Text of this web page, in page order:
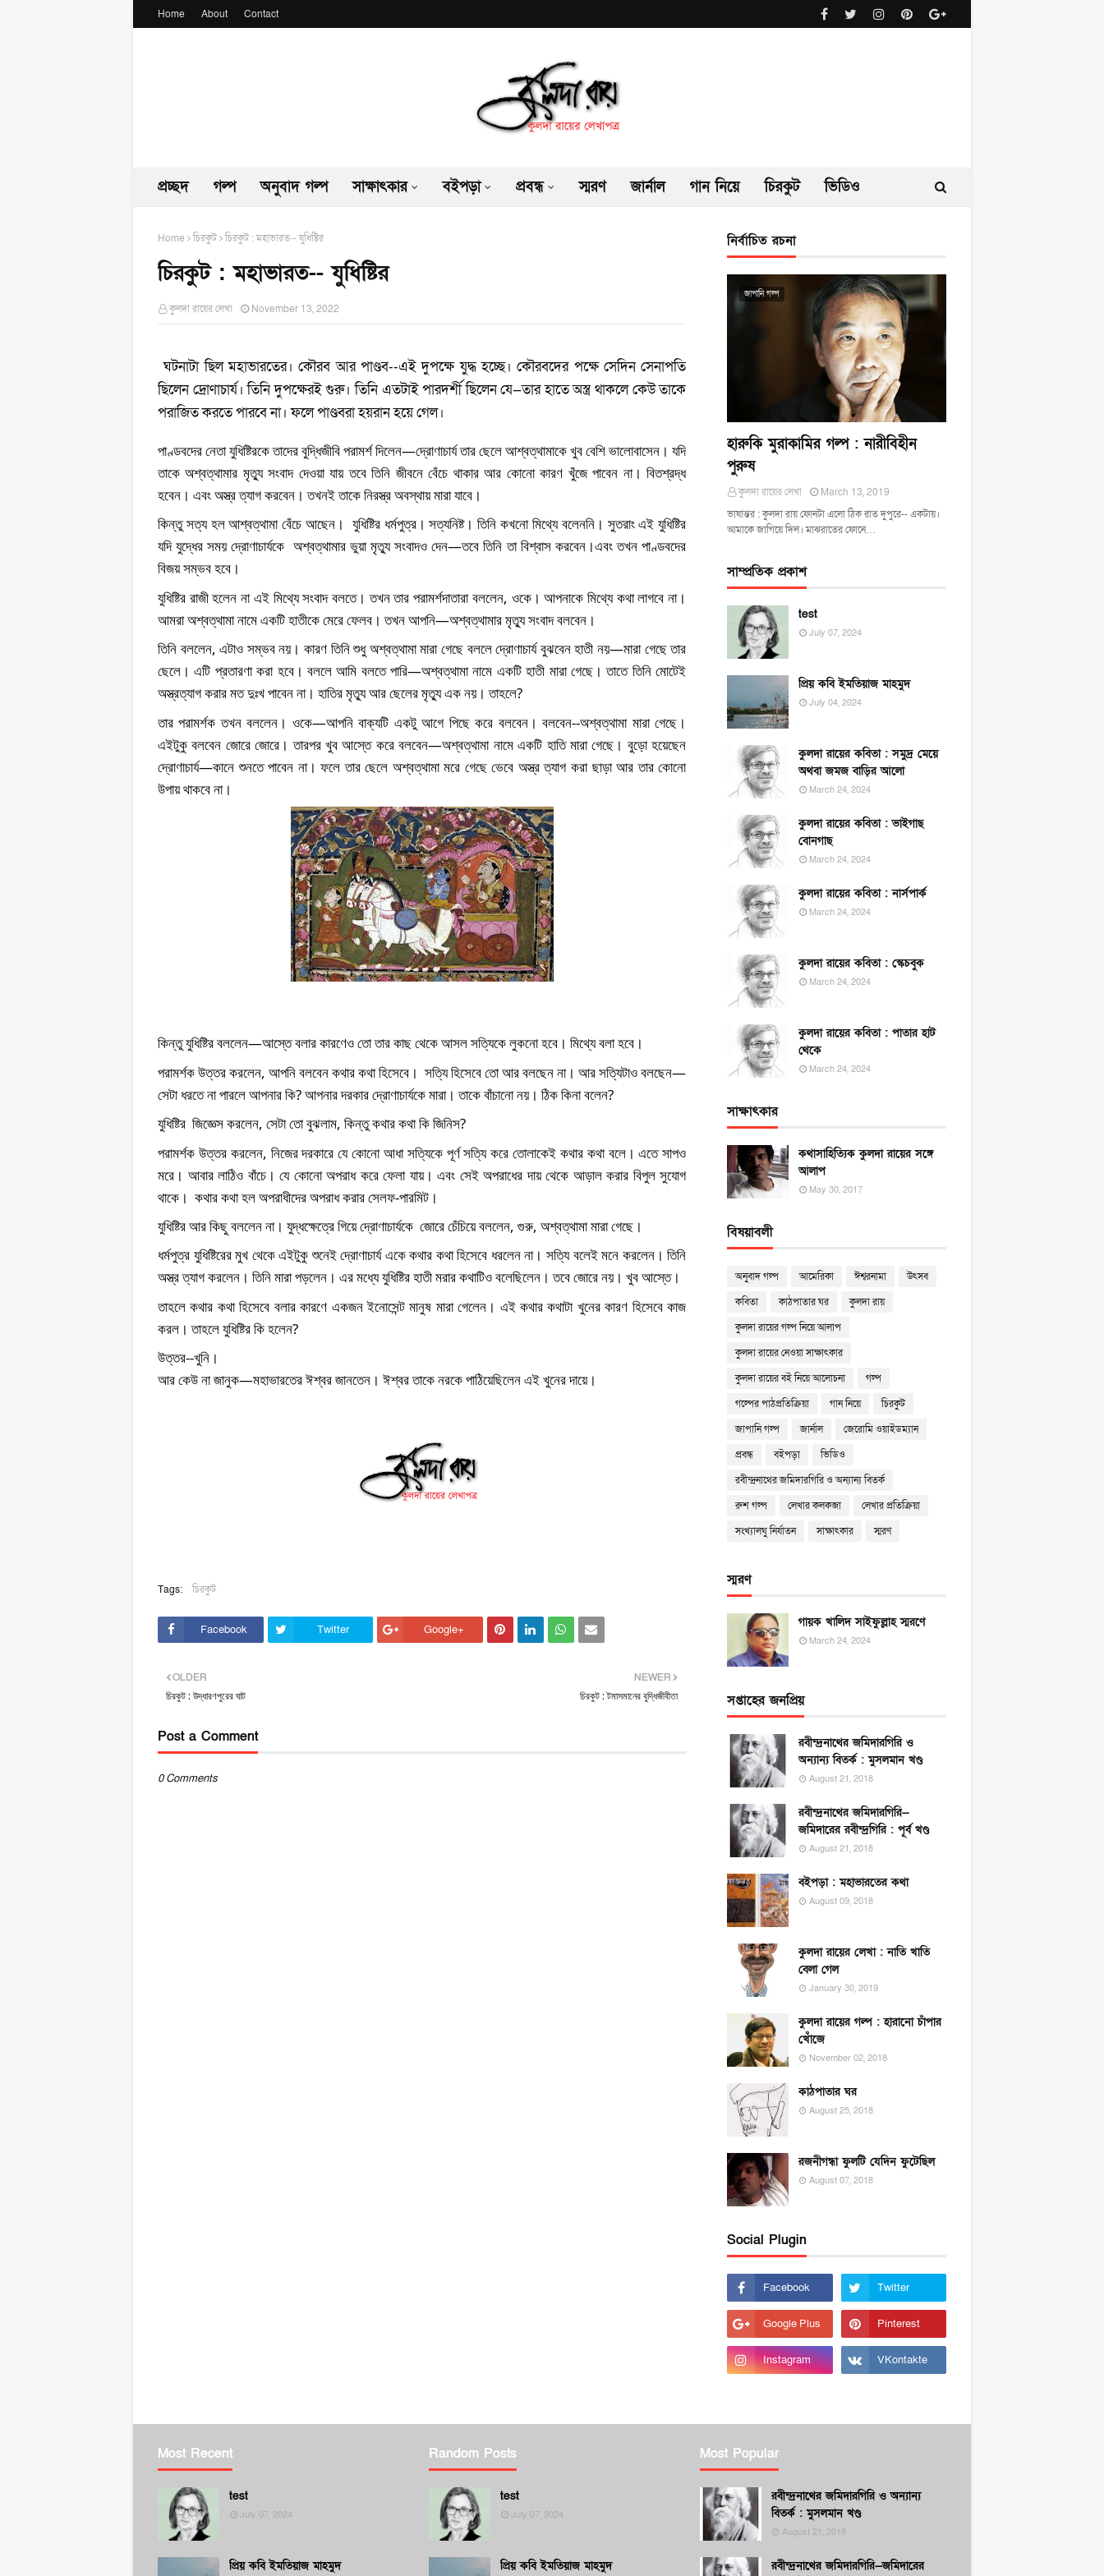
Home About Contact
প্রচ্ছদ গল্প অনুবাদ গল্প সাক্ষাৎকার বইপড়া প্রবন্ধ স্মরণ জার্নাল গান নিয়ে চিরকুট ভিডিও
Home চিরকুট চিরকুট : মহাভারত-- যুধিষ্টির
চিরকুট : মহাভারত-- যুধিষ্টির
কুলদা রায়ের লেখা November 13, 2022
ঘটনাটা ছিল মহাভারতের। কৌরব আর পাণ্ডব--এই দুপক্ষে যুদ্ধ হচ্ছে। কৌরবদের পক্ষে সেদিন সেনাপতি
ছিলেন দ্রোণাচার্য। তিনি দুপক্ষেরই গুরু। তিনি এতটাই পারদর্শী ছিলেন যে—তার হাতে অস্ত্র থাকলে কেউ তাকে
পরাজিত করতে পারবে না। ফলে পাণ্ডবরা হয়রান হয়ে গেল।
পাণ্ডবদের নেতা যুধিষ্টিরকে তাদের বুদ্ধিজীবি পরামর্শ দিলেন—দ্রোণাচার্য তার ছেলে আশ্বত্থামাকে খুব বেশি ভালোবাসেন। যদি
তাকে অশ্বত্থামার মৃত্যু সংবাদ দেওয়া যায় তবে তিনি জীবনে বেঁচে থাকার আর কোনো কারণ খুঁজে পাবেন না। বিতশ্রদ্ধ
হবেন। এবং অস্ত্র ত্যাগ করবেন। তখনই তাকে নিরস্ত্র অবস্থায় মারা যাবে।
কিন্তু সত্য হল আশ্বত্থামা বেঁচে আছেন।  যুধিষ্টির ধর্মপুত্র। সত্যনিষ্ট। তিনি কখনো মিথ্যে বলেননি। সুতরাং এই যুধিষ্টির
যদি যুদ্ধের সময় দ্রোণাচার্যকে  অশ্বত্থামার ভুয়া মৃত্যু সংবাদও দেন—তবে তিনি তা বিশ্বাস করবেন।এবং তখন পাণ্ডবদের
বিজয় সম্ভব হবে।
যুধিষ্টির রাজী হলেন না এই মিথ্যে সংবাদ বলতে। তখন তার পরামর্শদাতারা বললেন, ওকে। আপনাকে মিথ্যে কথা লাগবে না।
আমরা অশ্বত্থামা নামে একটি হাতীকে মেরে ফেলব। তখন আপনি—অশ্বত্থামার মৃত্যু সংবাদ বলবেন।
তিনি বললেন, এটাও সম্ভব নয়। কারণ তিনি শুধু অশ্বত্থামা মারা গেছে বললে দ্রোণাচার্য বুঝবেন হাতী নয়—মারা গেছে তার
ছেলে। এটি প্রতারণা করা হবে। বললে আমি বলতে পারি—অশ্বত্থামা নামে একটি হাতী মারা গেছে। তাতে তিনি মোটেই
অস্ত্রত্যাগ করার মত দুঃখ পাবেন না। হাতির মৃত্যু আর ছেলের মৃত্যু এক নয়। তাহলে?
তার পরামর্শক তখন বললেন। ওকে—আপনি বাক্যটি একটু আগে পিছে করে বলবেন। বলবেন--অশ্বত্থামা মারা গেছে।
এইটুকু বলবেন জোরে জোরে। তারপর খুব আস্তে করে বলবেন—অশ্বত্থামা নামে একটি হাতি মারা গেছে। বুড়ো হয়েছেন
দ্রোণাচার্য—কানে শুনতে পাবেন না। ফলে তার ছেলে অশ্বত্থামা মরে গেছে ভেবে অস্ত্র ত্যাগ করা ছাড়া আর তার কোনো
উপায় থাকবে না।
কিন্তু যুধিষ্টির বললেন—আস্তে বলার কারণেও তো তার কাছ থেকে আসল সত্যিকে লুকনো হবে। মিথ্যে বলা হবে।
পরামর্শক উত্তর করলেন, আপনি বলবেন কথার কথা হিসেবে।  সত্যি হিসেবে তো আর বলছেন না। আর সত্যিটাও বলছেন—
সেটা ধরতে না পারলে আপনার কি? আপনার দরকার দ্রোণাচার্যকে মারা। তাকে বাঁচানো নয়। ঠিক কিনা বলেন?
যুধিষ্টির  জিজ্ঞেস করলেন, সেটা তো বুঝলাম, কিন্তু কথার কথা কি জিনিস?
পরামর্শক উত্তর করলেন, নিজের দরকারে যে কোনো আধা সত্যিকে পূর্ণ সত্যি করে তোলাকেই কথার কথা বলে। এতে সাপও
মরে। আবার লাঠিও বাঁচে। যে কোনো অপরাধ করে ফেলা যায়। এবং সেই অপরাধের দায় থেকে আড়াল করার বিপুল সুযোগ
থাকে।  কথার কথা হল অপরাধীদের অপরাধ করার সেলফ-পারমিট।
যুধিষ্টির আর কিছু বললেন না। যুদ্ধক্ষেত্রে গিয়ে দ্রোণাচার্যকে  জোরে চেঁচিয়ে বললেন, গুরু, অশ্বত্থামা মারা গেছে।
ধর্মপুত্র যুধিষ্টিরের মুখ থেকে এইটুকু শুনেই দ্রোণাচার্য একে কথার কথা হিসেবে ধরলেন না। সত্যি বলেই মনে করলেন। তিনি
অস্ত্র ত্যাগ করলেন। তিনি মারা পড়লেন। এর মধ্যে যুধিষ্টির হাতী মরার কথাটিও বলেছিলেন। তবে জোরে নয়। খুব আস্তে।
তাহলে কথার কথা হিসেবে বলার কারণে একজন ইনোসেন্ট মানুষ মারা গেলেন। এই কথার কথাটা খুনের কারণ হিসেবে কাজ
করল। তাহলে যুধিষ্টির কি হলেন?
উত্তর--খুনি।
আর কেউ না জানুক—মহাভারতের ঈশ্বর জানতেন। ঈশ্বর তাকে নরকে পাঠিয়েছিলেন এই খুনের দায়ে।
Tags: চিরকুট
Facebook Twitter Google+
NEWER
চিরকুট : টমাসমানের বুদ্ধিজীবীতা
OLDER
চিরকুট : উদ্ধারণপুরের ঘাট
Post a Comment
0 Comments
নির্বাচিত রচনা
জাপানি গল্প
হারুকি মুরাকামির গল্প : নারীবিহীন
পুরুষ
কুলদা রায়ের লেখা
March 13, 2019
ভাষান্তর : কুলদা রায় ফোনটা এলো ঠিক রাত দুপুরে-- একটায়।
আমাকে জাগিয়ে দিল। মাঝরাতের ফোনে…
সাম্প্রতিক প্রকাশ
test
July 07, 2024
প্রিয় কবি ইমতিয়াজ মাহমুদ
July 04, 2024
কুলদা রায়ের কবিতা : সমুদ্র মেয়ে
অথবা জমজ বাড়ির আলো
March 24, 2024
কুলদা রায়ের কবিতা : ভাইগাছ
বোনগাছ
March 24, 2024
কুলদা রায়ের কবিতা : নার্সপার্ক
March 24, 2024
কুলদা রায়ের কবিতা : স্কেচবুক
March 24, 2024
কুলদা রায়ের কবিতা : পাতার হাট
থেকে
March 24, 2024
সাক্ষাৎকার
কথাসাহিত্যিক কুলদা রায়ের সঙ্গে
আলাপ
May 30, 2017
বিষয়াবলী
অনুবাদ গল্প আমেরিকা ঈশ্বরনামা
উৎসব
কবিতা
কাঠপাতার ঘর
কুলদা রায়
কুলদা রায়ের গল্প নিয়ে আলাপ
কুলদা রায়ের নেওয়া সাক্ষাৎকার
কুলদা রায়ের বই নিয়ে আলোচনা
গল্প
গল্পের পাঠপ্রতিক্রিয়া
গান নিয়ে
চিরকুট
জাপানি গল্প
জার্নাল
জেরোমি ওয়াইডম্যান
প্রবন্ধ
বইপড়া
ভিডিও
রবীন্দ্রনাথের জমিদারগিরি ও অন্যান্য বিতর্ক
রুশ গল্প
লেখার কলকব্জা
লেখার প্রতিক্রিয়া
সংখ্যালঘু নির্যাতন
সাক্ষাৎকার স্মরণ
স্মরণ
গায়ক খালিদ সাইফুল্লাহ স্মরণে
March 24, 2024
সপ্তাহের জনপ্রিয়
রবীন্দ্রনাথের জমিদারগিরি ও
অন্যান্য বিতর্ক : মুসলমান খণ্ড
August 21, 2018
রবীন্দ্রনাথের জমিদারগিরি—
জমিদারের রবীন্দ্রগিরি : পূর্ব খণ্ড
August 21, 2018
বইপড়া : মহাভারতের কথা
August 09, 2018
কুলদা রায়ের লেখা : নাতি খাতি
বেলা গেল
January 30, 2019
কুলদা রায়ের গল্প : হারানো চাঁপার
খোঁজে
November 02, 2018
কাঠপাতার ঘর
August 25, 2018
রজনীগন্ধা ফুলটি যেদিন ফুটেছিল
August 07, 2018
Social Plugin
Most Recent
test
July 07, 2024
প্রিয় কবি ইমতিয়াজ মাহমুদ
Random Posts
test
July 07, 2024
প্রিয় কবি ইমতিয়াজ মাহমুদ
Most Popular
রবীন্দ্রনাথের জমিদারগিরি ও অন্যান্য
বিতর্ক : মুসলমান খণ্ড
August 21, 2018
রবীন্দ্রনাথের জমিদারগিরি—জমিদারের